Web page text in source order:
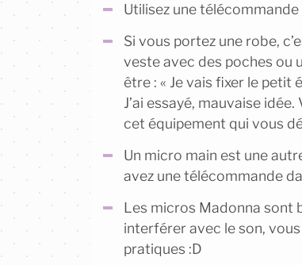
Utilisez une télécommande
Si vous portez une robe,
veste avec des poches ou
être : « Je vais fixer le
J’ai essayé, mauvaise
cet équipement qui vous
Un micro main est une
avez une télécommande
Les micros Madonna sont
interférer avec le son,
pratiques :D